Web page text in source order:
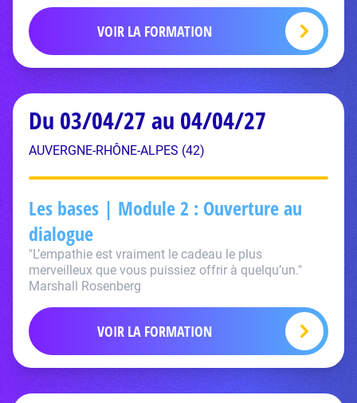
VOIR LA FORMATION
Du 03/04/27 au 04/04/27
AUVERGNE-RHÔNE-ALPES (42)
Les bases | Module 2 : Ouverture au
dialogue
"L’empathie est vraiment le cadeau le plus
merveilleux que vous puissiez offrir à quelqu’un."
Marshall Rosenberg
VOIR LA FORMATION